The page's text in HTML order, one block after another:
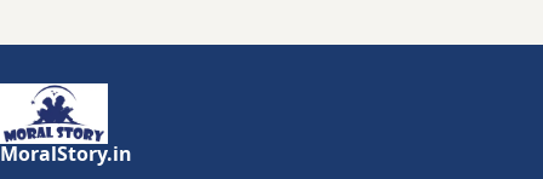
MoralStory.in